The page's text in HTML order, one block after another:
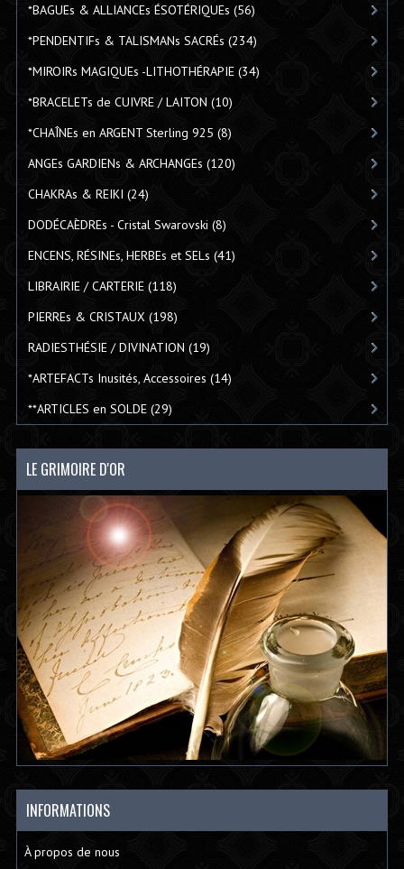
*BAGUEs & ALLIANCEs ÉSOTÉRIQUEs (56)
*PENDENTIFs & TALISMANs SACRÉs (234)
*MIROIRs MAGIQUEs -LITHOTHÉRAPIE(34)
*BRACELETs de CUIVRE / LAITON (10)
*CHAÎNEs en ARGENT Sterling 925 (8)
ANGEs GARDIENs & ARCHANGEs (120)
CHAKRAs & REIKI (24)
DODÉCAÈDREs - Cristal Swarovski (8)
ENCENS, RÉSINEs, HERBEs et SELs (41)
LIBRAIRIE / CARTERIE(118)
PIERREs & CRISTAUX (198)
RADIESTHÉSIE / DIVINATION (19)
*ARTEFACTs Inusités, Accessoires (14)
**ARTICLES en SOLDE(29)
LE GRIMOIRE D'OR
INFORMATIONS
À propos de nous